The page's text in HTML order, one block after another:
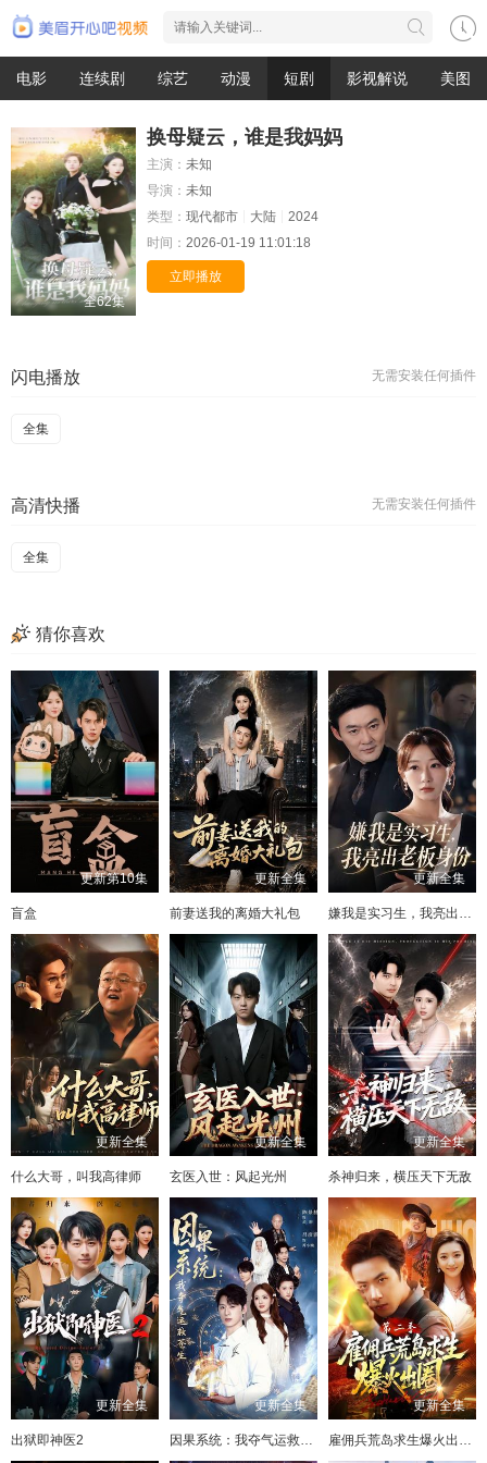
电影 连续剧 综艺 动漫 短剧 影视解说 美图
全62集
换母疑云，谁是我妈妈
主演： 未知
导演： 未知
类型： 现代都市 大陆
2024
时间： 2026-01-19 11:01:18
立即播放
无需安装任何插件
闪电播放
全集
无需安装任何插件
高清快播
全集
猜你喜欢
更新第10集
盲盒
更新全集
前妻送我的离婚大礼包
更新全集
嫌我是实习生，我亮出老板身份
更新全集
什么大哥，叫我高律师
更新全集
玄医入世：风起光州
更新全集
杀神归来，横压天下无敌
更新全集
出狱即神医2
更新全集
因果系统：我夺气运救苍生
更新全集
雇佣兵荒岛求生爆火出圈第二季